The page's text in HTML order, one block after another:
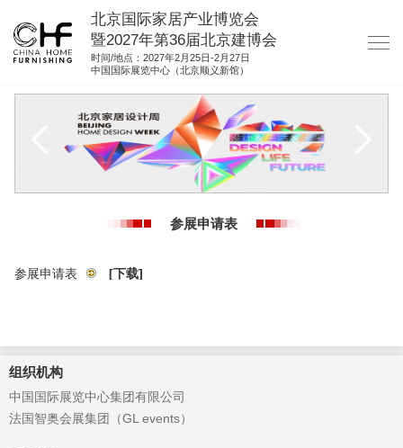
北京国际家居产业博览会
暨2027年第36届北京建博会
时间/地点：2027年2月25日-2月27日
中国国际展览中心（北京顺义新馆）
资料下载
参展申请表
参展申请表 [下载]
组织机构
中国国际展览中心集团有限公司
法国智奥会展集团（GL events）